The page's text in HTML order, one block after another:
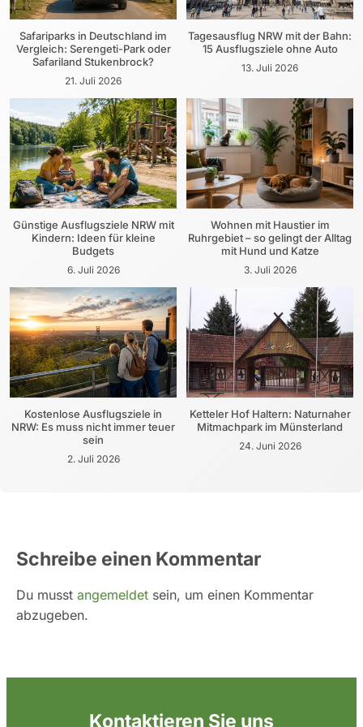
Safariparks in Deutschland im
Vergleich: Serengeti-Park oder
Safariland Stukenbrock?
21. Juli 2026
Tagesausflug NRW mit der Bahn:
15 Ausflugsziele ohne Auto
13. Juli 2026
Günstige Ausflugsziele NRW mit
Kindern: Ideen für kleine
Budgets
6. Juli 2026
Wohnen mit Haustier im
Ruhrgebiet – so gelingt der Alltag
mit Hund und Katze
3. Juli 2026
Kostenlose Ausflugsziele in
NRW: Es muss nicht immer teuer
sein
2. Juli 2026
Ketteler Hof Haltern: Naturnaher
Mitmachpark im Münsterland
24. Juni 2026
Schreibe einen Kommentar
Du musst angemeldet sein, um einen Kommentar
abzugeben.
Kontaktieren Sie uns